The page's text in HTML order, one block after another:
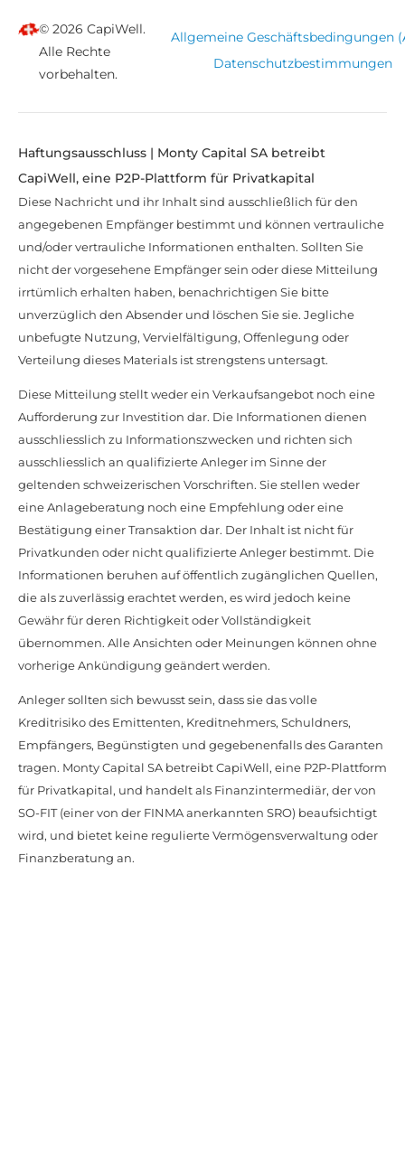
© 2026 CapiWell.
Alle Rechte
vorbehalten.
Allgemeine Geschäftsbedingungen
Datenschutzbestimmungen
Haftungsausschluss | Monty Capital SA betreibt
CapiWell, eine P2P-Plattform für Privatkapital
Diese Nachricht und ihr Inhalt sind ausschließlich für den
angegebenen Empfänger bestimmt und können vertrauliche
und/oder vertrauliche Informationen enthalten. Sollten Sie
nicht der vorgesehene Empfänger sein oder diese Mitteilung
irrtümlich erhalten haben, benachrichtigen Sie bitte
unverzüglich den Absender und löschen Sie sie. Jegliche
unbefugte Nutzung, Vervielfältigung, Offenlegung oder
Verteilung dieses Materials ist strengstens untersagt.
Diese Mitteilung stellt weder ein Verkaufsangebot noch eine
Aufforderung zur Investition dar. Die Informationen dienen
ausschliesslich zu Informationszwecken und richten sich
ausschliesslich an qualifizierte Anleger im Sinne der
geltenden schweizerischen Vorschriften. Sie stellen weder
eine Anlageberatung noch eine Empfehlung oder eine
Bestätigung einer Transaktion dar. Der Inhalt ist nicht für
Privatkunden oder nicht qualifizierte Anleger bestimmt. Die
Informationen beruhen auf öffentlich zugänglichen Quellen,
die als zuverlässig erachtet werden, es wird jedoch keine
Gewähr für deren Richtigkeit oder Vollständigkeit
übernommen. Alle Ansichten oder Meinungen können ohne
vorherige Ankündigung geändert werden.
Anleger sollten sich bewusst sein, dass sie das volle
Kreditrisiko des Emittenten, Kreditnehmers, Schuldners,
Empfängers, Begünstigten und gegebenenfalls des Garanten
tragen. Monty Capital SA betreibt CapiWell, eine P2P-Plattform
für Privatkapital, und handelt als Finanzintermediär, der von
SO-FIT (einer von der FINMA anerkannten SRO) beaufsichtigt
wird, und bietet keine regulierte Vermögensverwaltung oder
Finanzberatung an.